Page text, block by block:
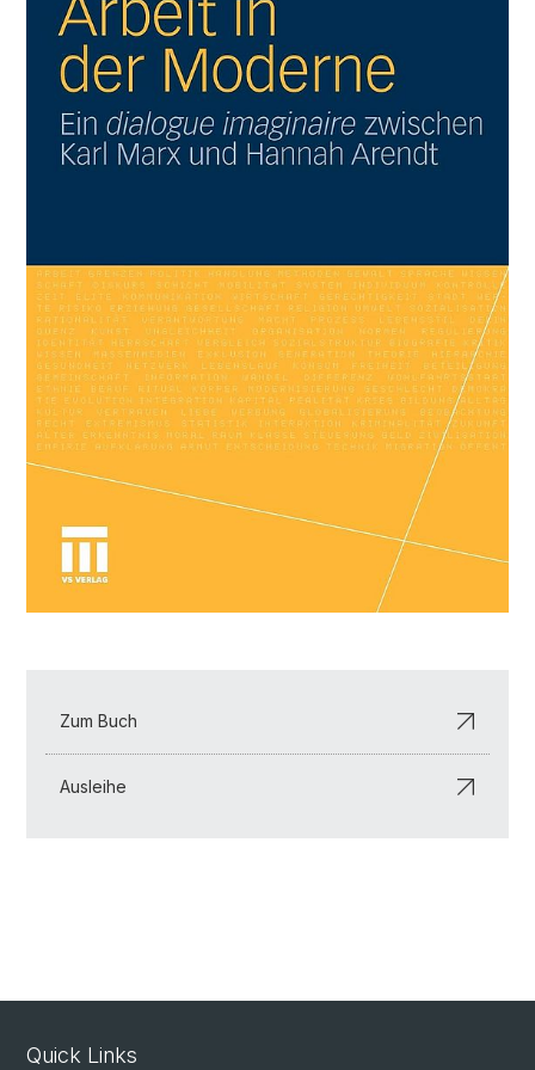
Zum Buch
Ausleihe
Quick Links